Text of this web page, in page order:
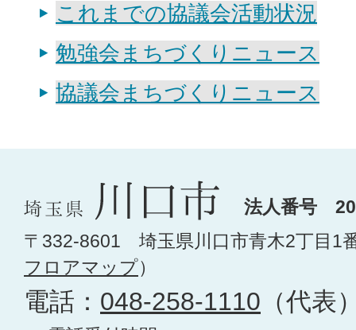
これまでの協議会活動状況
勉強会まちづくりニュース
協議会まちづくりニュース
法人番号
〒332-8601 埼玉県川口市青木2丁目1
フロアマップ）
電話： 048-258-1110 （代表